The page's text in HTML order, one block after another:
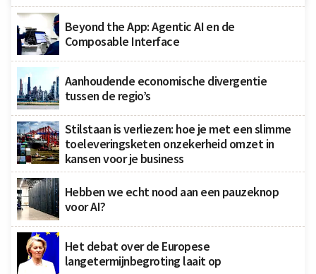
Beyond the App: Agentic AI en de
Composable Interface
Aanhoudende economische divergentie
tussen de regio’s
Stilstaan is verliezen: hoe je met een slimme
toeleveringsketen onzekerheid omzet in
kansen voor je business
Hebben we echt nood aan een pauzeknop
voor AI?
Het debat over de Europese
langetermijnbegroting laait op